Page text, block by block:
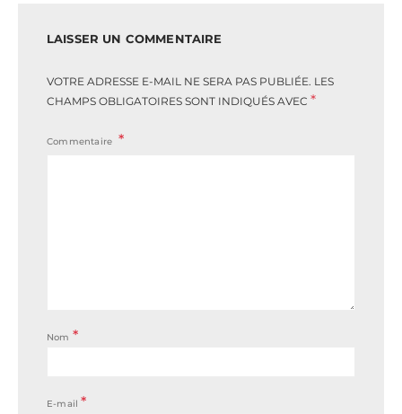
LAISSER UN COMMENTAIRE
VOTRE ADRESSE E-MAIL NE SERA PAS PUBLIÉE. LES
CHAMPS OBLIGATOIRES SONT INDIQUÉS AVEC *
Commentaire
Nom *
E-mail*